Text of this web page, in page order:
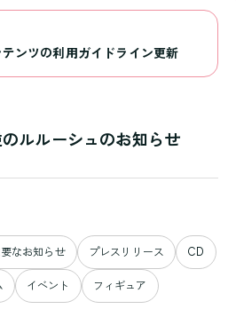
ンツの利用ガイドライン更新
ルルーシュのお知らせ
なお知らせ プレスリリース CD
イベント フィギュア